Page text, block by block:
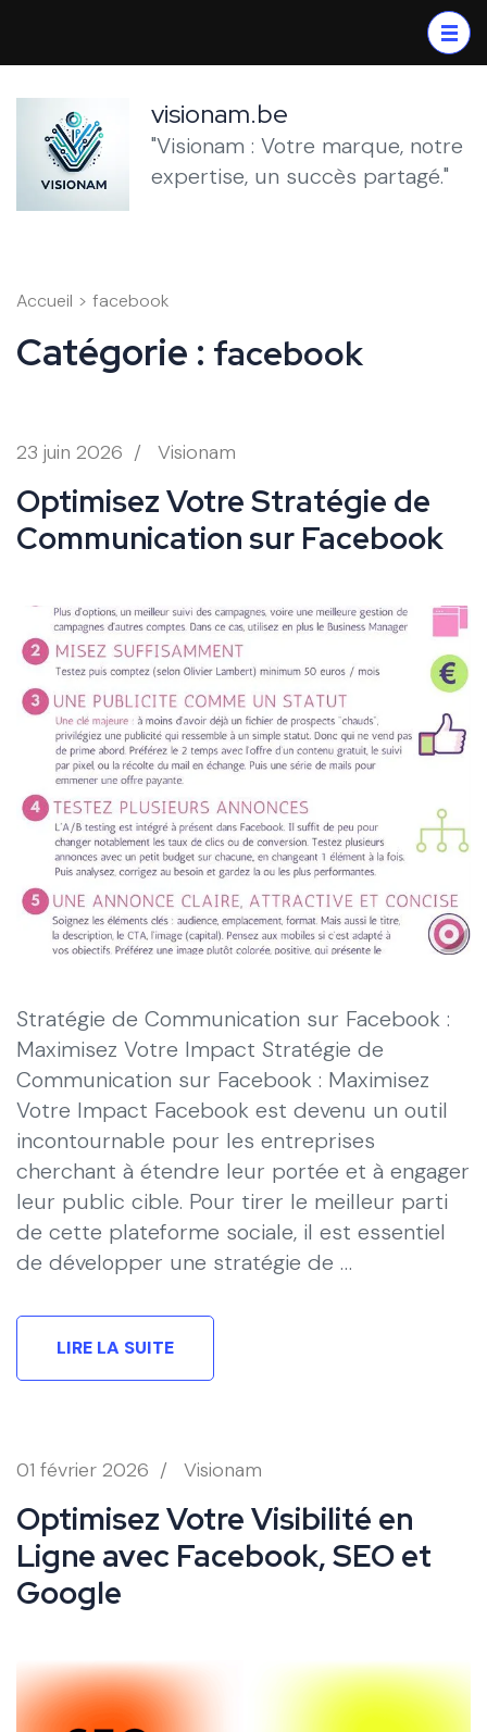
contenu
(Pressez
Entrée)
visionam.be
"Visionam : Votre marque, notre
expertise, un succès partagé."
Accueil > facebook
Catégorie : facebook
23 juin 2026 / Visionam
Optimisez Votre Stratégie de
Communication sur Facebook
Stratégie de Communication sur Facebook :
Maximisez Votre Impact Stratégie de
Communication sur Facebook : Maximisez
Votre Impact Facebook est devenu un outil
incontournable pour les entreprises
cherchant à étendre leur portée et à engager
leur public cible. Pour tirer le meilleur parti
de cette plateforme sociale, il est essentiel
de développer une stratégie de …
LIRE LA SUITE
01 février 2026 / Visionam
Optimisez Votre Visibilité en
Ligne avec Facebook, SEO et
Google